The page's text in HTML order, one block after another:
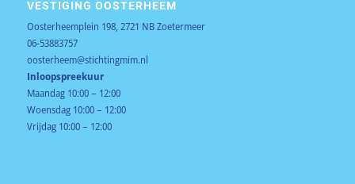
VESTIGING OOSTERHEEM
Oosterheemplein 198, 2721 NB Zoetermeer
06-53883757
oosterheem@stichtingmim.nl
Inloopspreekuur
Maandag 10:00 – 12:00
Woensdag 10:00 – 12:00
Vrijdag 10:00 – 12:00